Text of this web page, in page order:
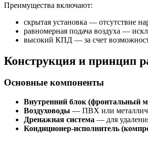
Преимущества включают:
скрытая установка — отсутствие
равномерная подача воздуха —
высокий КПД — за счет
Конструкция и принцип
Основные компоненты
Внутренний блок (фронтальный
Воздуховоды — ПВХ или
Дренажная система — для
Кондиционер-исполнитель